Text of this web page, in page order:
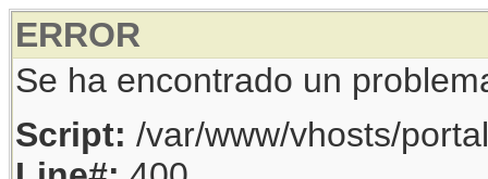
ERROR
Se ha encontrado un
Script: /var/www/vhosts/